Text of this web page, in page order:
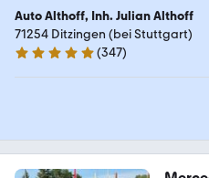
Auto Althoff, Inh. Julian Althoff
71254 Ditzingen (bei Stuttgart)
4.8 Sterne
(347)